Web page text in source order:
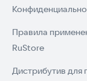
Правила
RuStore
Дистрибутив для